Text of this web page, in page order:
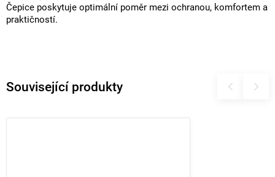
Související produkty
Čepice poskytuje optimální poměr mezi ochranou, komfortem a
praktičností.